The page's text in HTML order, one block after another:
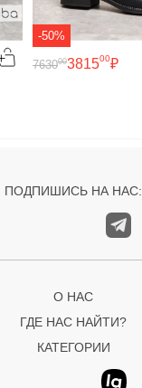
-50%
381500₽
763000
ПОДПИШИСЬ НА НАС:
О НАС
ГДЕ НАС НАЙТИ?
КАТЕГОРИИ